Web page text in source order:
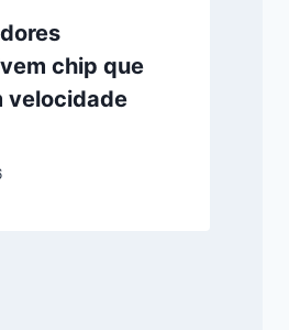
chip que
velocidade